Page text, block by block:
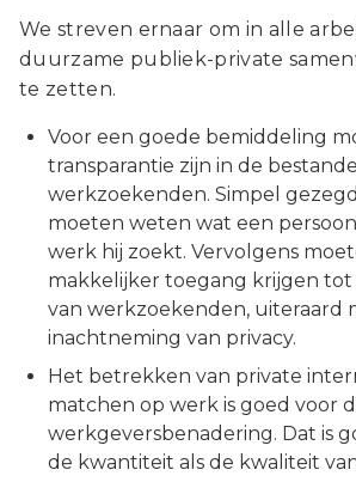
We streven ernaar om in alle
duurzame publiek-private
te zetten.
Voor een goede bemiddeling
transparantie zijn in de
werkzoekenden. Simpel
moeten weten wat een
werk hij zoekt. Vervolgens
makkelijker toegang krijgen tot
van werkzoekenden, uiteraard
inachtneming van privacy.
Het betrekken van private
matchen op werk is goed voor
werkgeversbenadering. Dat is
de kwantiteit als de kwaliteit